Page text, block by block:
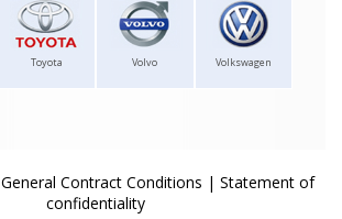
Toyota Volvo Volkswagen
General Contract Conditions | Statement of
confidentiality